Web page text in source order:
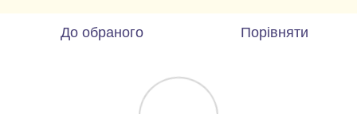
До обраного Порівняти